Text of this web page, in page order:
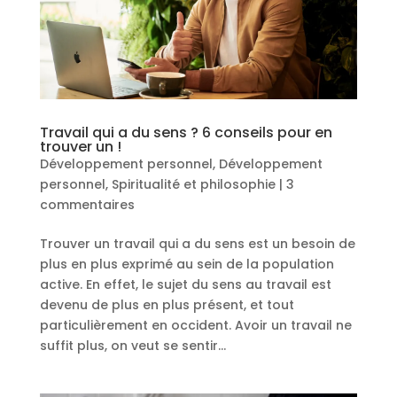
Travail qui a du sens ? 6 conseils pour en
trouver un !
Développement personnel, Développement
personnel, Spiritualité et philosophie| 3
commentaires
Trouver un travail qui a du sens est un besoin de
plus en plus exprimé au sein de la population
active. En effet, le sujet du sens au travail est
devenu de plus en plus présent, et tout
particulièrement en occident. Avoir un travail ne
suffit plus, on veut se sentir...